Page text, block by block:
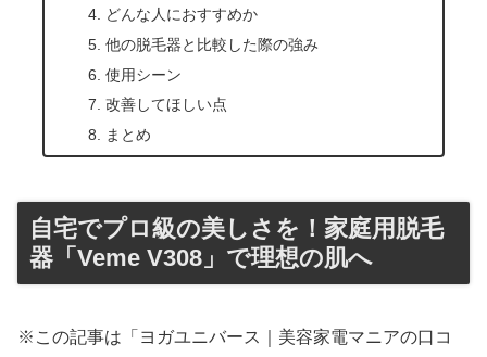
どんな人におすすめか
他の脱毛器と比較した際の強み
使用シーン
改善してほしい点
まとめ
自宅でプロ級の美しさを！家庭用脱毛
器「Veme V308」で理想の肌へ
※この記事は「ヨガユニバース｜美容家電マニアの口コ